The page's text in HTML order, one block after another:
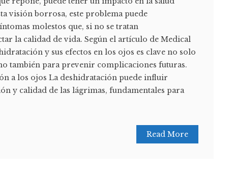
visión borrosa, este problema puede
molestos que, si no se tratan
la calidad de vida. Según el artículo de Medical
y sus efectos en los ojos es clave no solo
también para prevenir complicaciones futuras.
a los ojos La deshidratación puede influir
y calidad de las lágrimas, fundamentales para
Read More